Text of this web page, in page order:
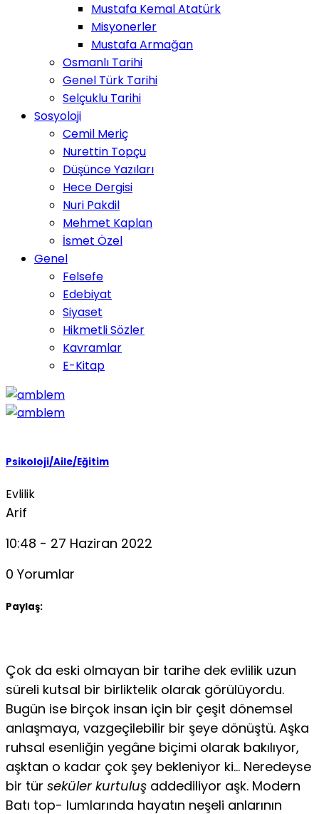
Mustafa Kemal Atatürk
Misyonerler
Mustafa Armağan
Osmanlı Tarihi
Genel Türk Tarihi
Selçuklu Tarihi
Sosyoloji
Cemil Meriç
Nurettin Topçu
Düşünce Yazıları
Hece Dergisi
Nuri Pakdil
Mehmet Kaplan
İsmet Özel
Genel
Felsefe
Edebiyat
Siyaset
Hikmetli Sözler
Kavramlar
E-Kitap
Psikoloji/Aile/Eğitim
Evlilik
Arif
10:48 - 27 Haziran 2022
0 Yorumlar
Paylaş:
Çok da eski olmayan bir tarihe dek evlilik uzun
süreli kutsal bir birliktelik olarak görülüyordu.
Bugün ise birçok insan için bir çeşit dönemsel
anlaşmaya, vazgeçilebilir bir şeye dönüştü. Aşka
ruhsal esenliğin yegâne biçimi olarak bakılıyor,
aşktan o kadar çok şey bekleniyor ki… Neredeyse
bir tür seküler kurtuluş addediliyor aşk. Modern
Batı top- lumlarında hayatın neşeli anlarının